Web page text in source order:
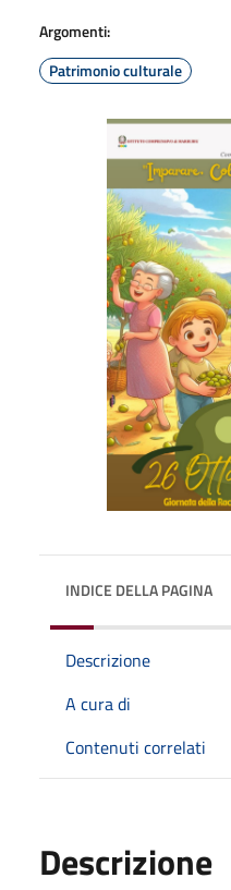
Argomenti:
Patrimonio culturale
INDICE DELLA PAGINA
Descrizione
A cura di
Contenuti correlati
Descrizione